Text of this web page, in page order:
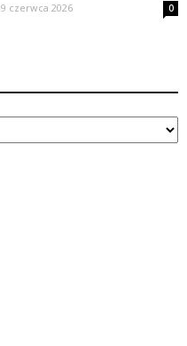
9 czerwca 2026 0